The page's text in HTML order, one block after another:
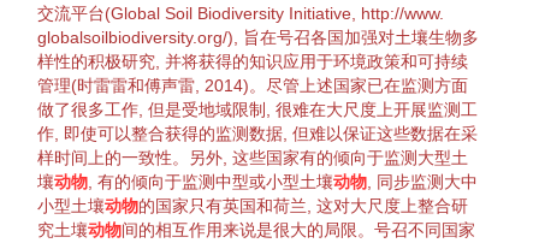
交流平台(Global Soil Biodiversity Initiative, http://www.
globalsoilbiodiversity.org/), 旨在号召各国加强对土壤生物多
样性的积极研究, 并将获得的知识应用于环境政策和可持续
管理(时雷雷和傅声雷, 2014)。尽管上述国家已在监测方面
做了很多工作, 但是受地域限制, 很难在大尺度 上开展监测工
作, 即使可以整合获得的监测数据, 但难以保证这些数据在采
样时间上的一致性。另外, 这些国家有的倾向于监测大型土
壤动物 , 有的倾向于监测中型或小型土壤动物 , 同步监测大中
小型土壤动物的国家只有英国和荷兰, 这对大尺度 上整合研
究土壤动物间的相互作用来说是很大的局限。号召不同国家